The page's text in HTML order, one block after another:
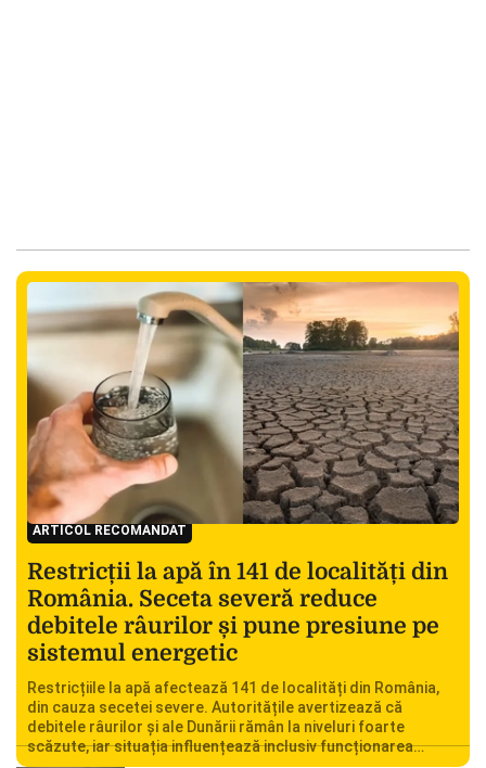
ARTICOL RECOMANDAT
Restricții la apă în 141 de localități din
România. Seceta severă reduce
debitele râurilor și pune presiune pe
sistemul energetic
Restricțiile la apă afectează 141 de localități din România,
din cauza secetei severe. Autoritățile avertizează că
debitele râurilor și ale Dunării rămân la niveluri foarte
scăzute, iar situația influențează inclusiv funcționarea